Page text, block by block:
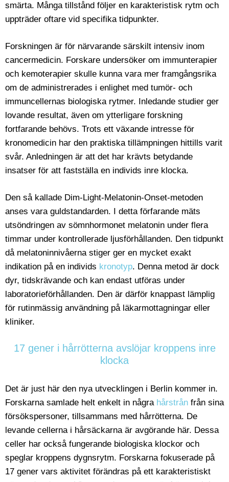
smärta. Många tillstånd följer en karakteristisk rytm och
uppträder oftare vid specifika tidpunkter.
Forskningen är för närvarande särskilt intensiv inom
cancermedicin. Forskare undersöker om immunterapier
och kemoterapier skulle kunna vara mer framgångsrika
om de administrerades i enlighet med tumör- och
immuncellernas biologiska rytmer. Inledande studier ger
lovande resultat, även om ytterligare forskning
fortfarande behövs. Trots ett växande intresse för
kronomedicin har den praktiska tillämpningen hittills varit
svår. Anledningen är att det har krävts betydande
insatser för att fastställa en individs inre klocka.
Den så kallade Dim-Light-Melatonin-Onset-metoden
anses vara guldstandarden. I detta förfarande mäts
utsöndringen av sömnhormonet melatonin under flera
timmar under kontrollerade ljusförhållanden. Den tidpunkt
då melatoninnivåerna stiger ger en mycket exakt
indikation på en individs kronotyp. Denna metod är dock
dyr, tidskrävande och kan endast utföras under
laboratorieförhållanden. Den är därför knappast lämplig
för rutinmässig användning på läkarmottagningar eller
kliniker.
17 gener i hårrötterna avslöjar kroppens inre
klocka
Det är just här den nya utvecklingen i Berlin kommer in.
Forskarna samlade helt enkelt in några hårstrån från sina
försökspersoner, tillsammans med hårrötterna. De
levande cellerna i hårsäckarna är avgörande här. Dessa
celler har också fungerande biologiska klockor och
speglar kroppens dygnsrytm. Forskarna fokuserade på
17 gener vars aktivitet förändras på ett karakteristiskt